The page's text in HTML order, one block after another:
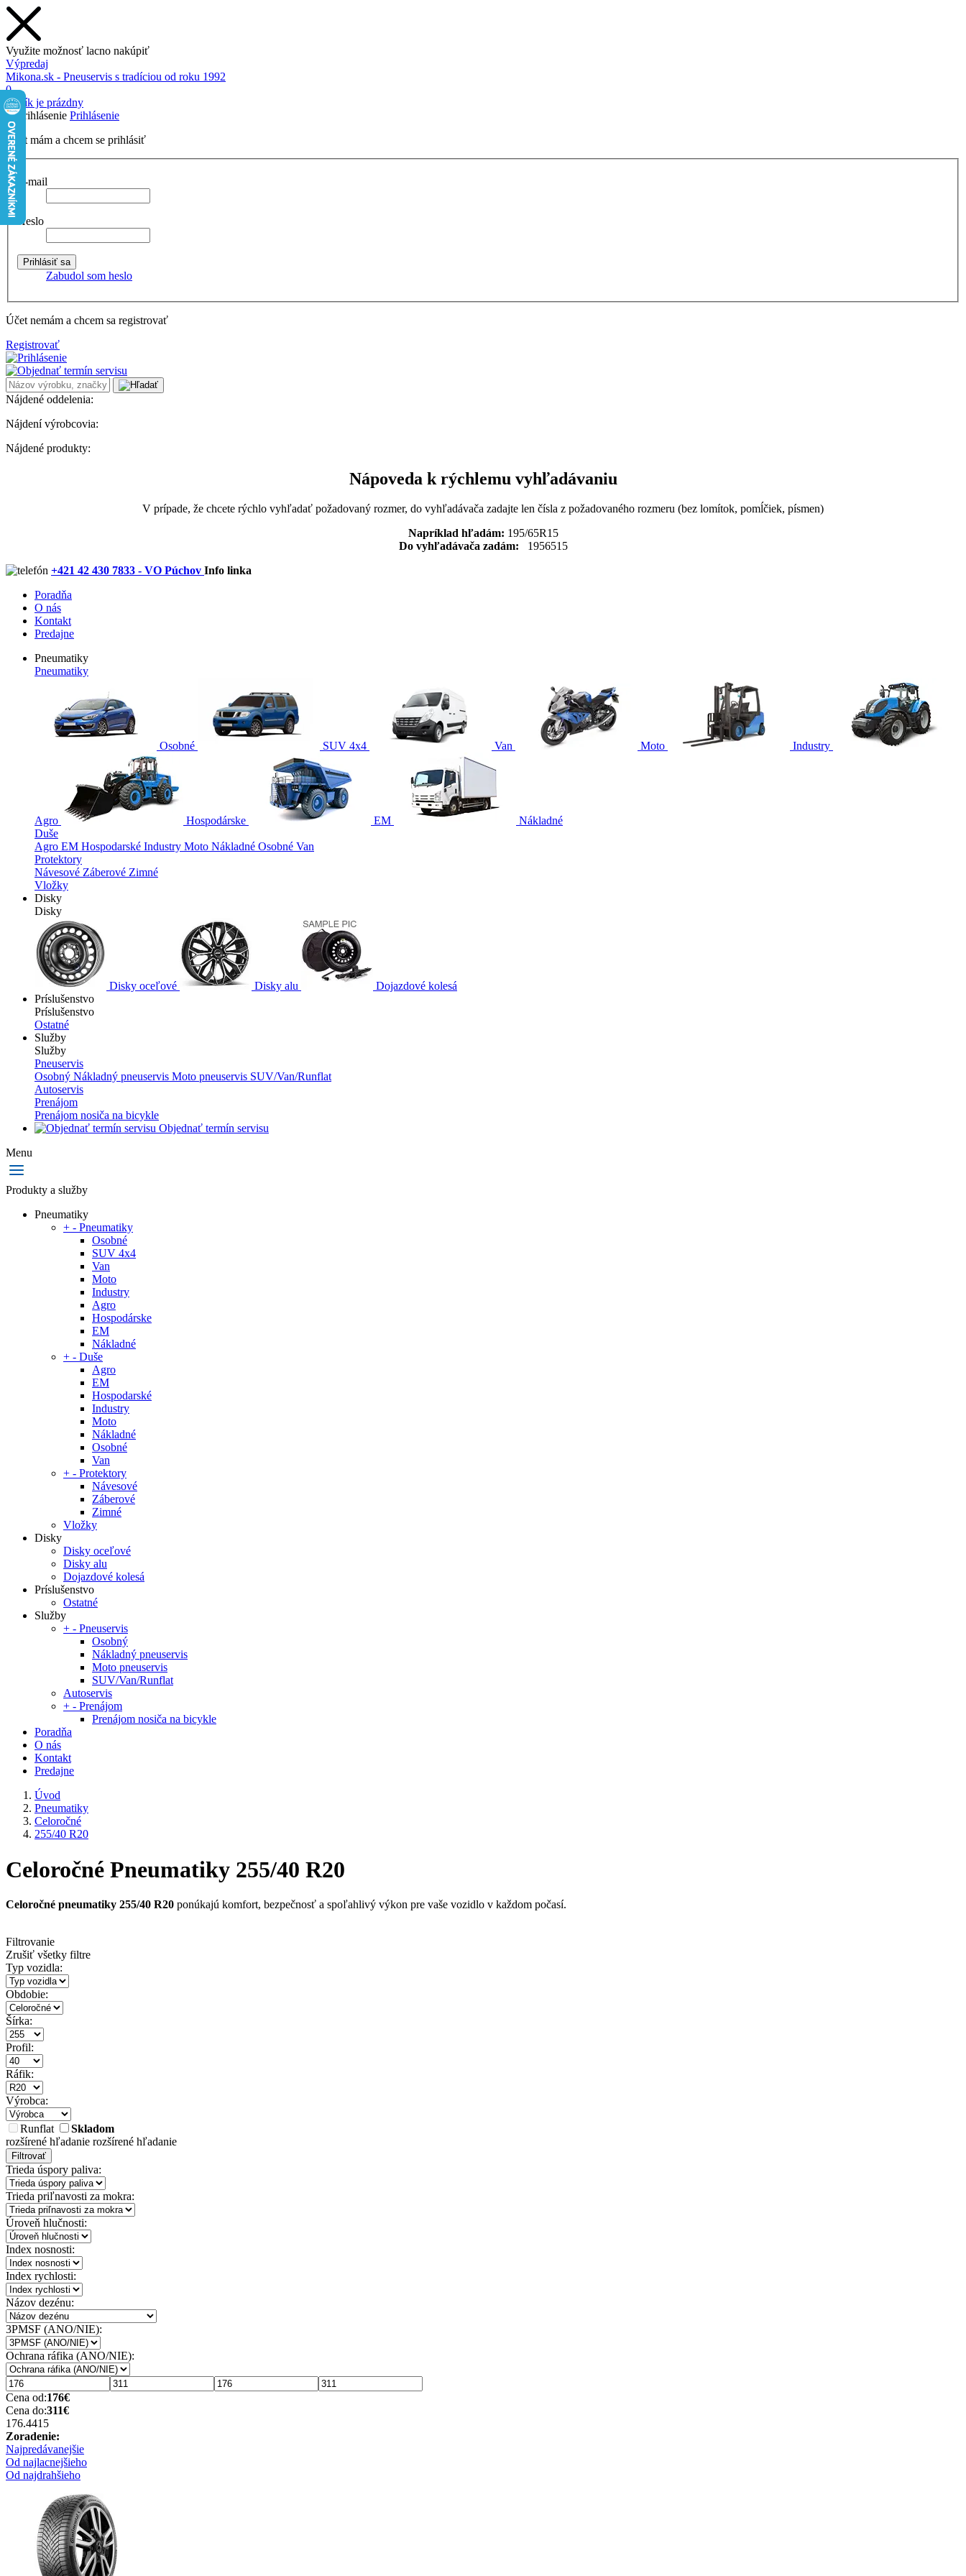
Využite možnosť lacno nakúpiť
Výpredaj
Mikona.sk - Pneuservis s tradíciou od roku 1992
0
Košík je prázdny
Prihlásenie
Účet mám a chcem se prihlásiť
E-mail
Heslo
Zabudol som heslo
Účet nemám a chcem sa registrovať
Registrovať
Nájdené oddelenia:
Nájdení výrobcovia:
Nájdené produkty:
Nápoveda k rýchlemu vyhľadávaniu
V prípade, že chcete rýchlo vyhľadať požadovaný rozmer, do vyhľadávača zadajte len čísla z požadovaného rozmeru (bez lomítok, pomĺčiek, písmen)
Napríklad hľadám: 195/65R15
Do vyhľadávača zadám: 1956515
+421 42 430 7833 - VO Púchov Info linka
Poradňa
O nás
Kontakt
Predajne
Pneumatiky
Pneumatiky
Osobné SUV 4x4 Van Moto Industry
Agro Hospodárske EM
Nákladné
Duše
Agro EM Hospodarské Industry Moto Nákladné Osobné Van
Protektory
Návesové Záberové Zimné
Vložky
Disky
Disky
Disky oceľové Disky alu
Dojazdové kolesá
Príslušenstvo
Príslušenstvo
Ostatné
Služby
Služby
Pneuservis
Osobný Nákladný pneuservis Moto pneuservis SUV/Van/Runflat
Autoservis
Prenájom
Prenájom nosiča na bicykle
Objednať termín servisu
Menu
Produkty a služby
Pneumatiky
+ - Pneumatiky
Osobné
SUV 4x4
Van
Moto
Industry
Agro
Hospodárske
EM
Nákladné
+ - Duše
Agro
EM
Hospodarské
Industry
Moto
Nákladné
Osobné
Van
+ - Protektory
Návesové
Záberové
Zimné
Vložky
Disky
Disky oceľové
Disky alu
Dojazdové kolesá
Príslušenstvo
Ostatné
Služby
+ - Pneuservis
Osobný
Nákladný pneuservis
Moto pneuservis
SUV/Van/Runflat
Autoservis
+ - Prenájom
Prenájom nosiča na bicykle
Poradňa
O nás
Kontakt
Predajne
Úvod
Pneumatiky
Celoročné
255/40 R20
Celoročné Pneumatiky 255/40 R20
Celoročné pneumatiky 255/40 R20 ponúkajú komfort, bezpečnosť a spoľahlivý výkon pre vaše vozidlo v každom počasí.
Filtrovanie
Zrušiť všetky filtre
Typ vozidla:
Obdobie:
Šírka:
Profil:
Ráfik:
Výrobca:
Runflat
Skladom
rozšírené hľadanie rozšírené hľadanie
Filtrovať
Trieda úspory paliva:
Trieda priľnavosti za mokra:
Úroveň hlučnosti:
Index nosnosti:
Index rychlosti:
Názov dezénu:
3PMSF (ANO/NIE):
Ochrana ráfika (ANO/NIE):
Cena od:176€
Cena do:311€
176.4415
Zoradenie:
Najpredávanejšie
Od najlacnejšieho
Od najdrahšieho